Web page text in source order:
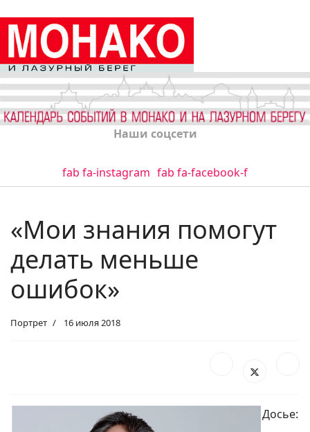
Наши соцсети
fab fa-instagram fab fa-facebook-f
«Мои знания помогут
делать меньше
ошибок»
Портрет 16 июля 2018
Досье: